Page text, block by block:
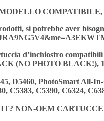
MODELLO
si potrebbe aver
d’inchiostro
(NO PHOTO BLACK!),
D5460, PhotoSmart All-
C5383, C5390, C6324,
NON-OEM